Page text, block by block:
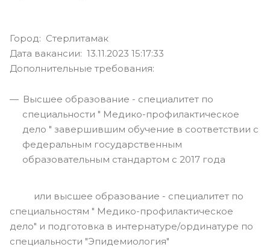
Город: Стерлитамак
Дата вакансии: 13.11.2023 15:17:33
Дополнительные требования:
Высшее образование - специалитет по
специальности " Медико-профилактическое
дело " завершившим обучение в соответствии с
федеральным государственным
образовательным стандартом с 2017 года
или высшее образование - специалитет по
специальностям " Медико-профилактическое
дело" и подготовка в интернатуре/ординатуре по
специальности "Эпидемиология"